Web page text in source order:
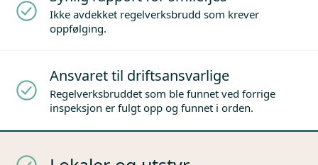
Ikke avdekket regelverksbrudd som krever
oppfølging.
Ansvaret til driftsansvarlige
Regelverksbruddet som ble funnet ved forrige
inspeksjon er fulgt opp og funnet i orden.